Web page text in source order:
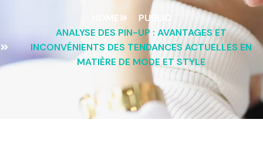
HOME
PUBLIC
ANALYSE DES PIN-UP : AVANTAGES ET
INCONVÉNIENTS DES TENDANCES ACTUELLES EN
MATIÈRE DE MODE ET STYLE